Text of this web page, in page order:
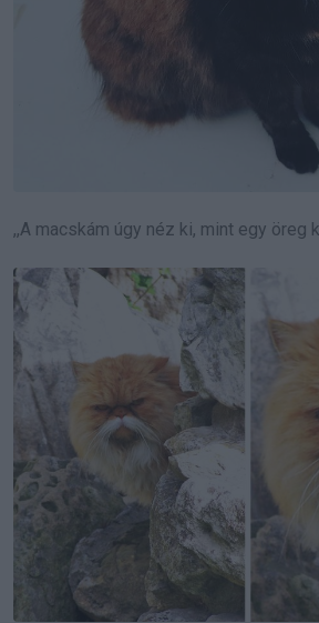
,,A macskám úgy néz ki, mint egy öreg